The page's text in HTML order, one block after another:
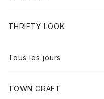
ワンピース
コート
トップス
Tシャツ
THRIFTY LOOK
Tous les jours
トップス
TOWN CRAFT